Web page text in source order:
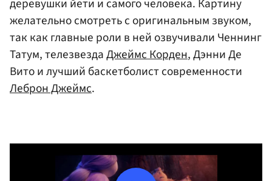
деревушки йети и самого человека. Картину
желательно смотреть с оригинальным звуком,
так как главные роли в ней озвучивали Ченнинг
Татум, телезвездаДжеймс Корден, Дэнни Де
Вито и лучший баскетболист современности
Леброн Джеймс.